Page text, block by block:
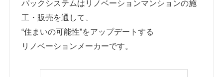
パックシステムはリノベーションマンションの施
工・販売を通して、
“住まいの可能性”をアップデートする
リノベーションメーカーです。